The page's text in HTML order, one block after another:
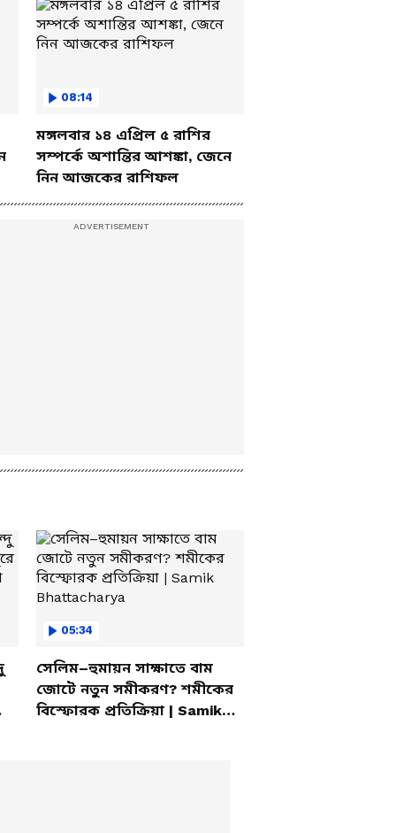
08:14
মঙ্গলবার ১৪ এপ্রিল ৫ রাশির
সম্পর্কে অশান্তির আশঙ্কা, জেনে
নিন আজকের রাশিফল
05:34
সেলিম–হুমায়ন সাক্ষাতে বাম
জোটে নতুন সমীকরণ? শমীকের
বিস্ফোরক প্রতিক্রিয়া | Samik